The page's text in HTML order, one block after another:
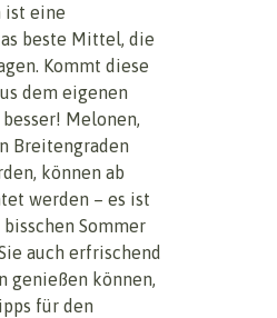
ist eine
beste Mittel, die
Kommt diese
dem eigenen
Melonen,
Breitengraden
können ab
werden – es ist
Sommer
auch erfrischend
genießen können,
für den